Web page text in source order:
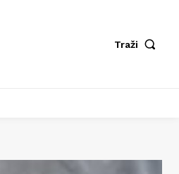
Traži